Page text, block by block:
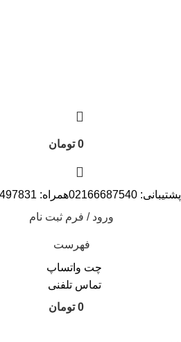
0 تومان
پشتیبانی: 02166687540همراه: 09123497831
ورود / فرم ثبت نام
فهرست
چت واتساپ
تماس تلفنی
0 تومان